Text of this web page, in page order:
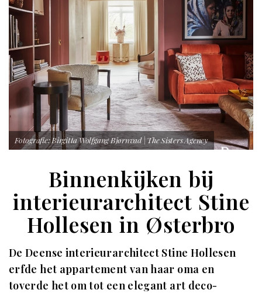
Fotografie: Birgitta Wolfgang Bjørnvad | The Sisters Agency
Binnenkijken bij
interieurarchitect Stine
Hollesen in Østerbro
De Deense interieurarchitect Stine Hollesen
erfde het appartement van haar oma en
toverde het om tot een elegant art deco-